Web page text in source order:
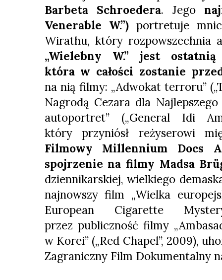
Barbeta Schroedera. Jego
Venerable W.”)portretuje
Wirathu, który rozpowszechnia
„Wielebny W.” jest
która w całości zostanie
na nią filmy: „Adwokat terroru”
Nagrodą Cezara dla
autoportret” („General Idi
który przyniósł reżyserowi
Filmowy Millennium Docs
spojrzenie na filmy Madsa
dziennikarskiej, wielkiego
najnowszy film „Wielka
European Cigarette
przez publiczność filmy
w Korei” („Red Chapel”, 2009),
Zagraniczny Film Dokumentalny